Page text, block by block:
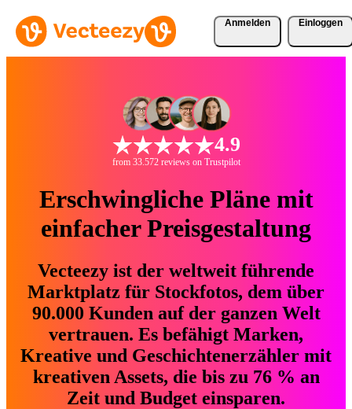
Anmelden Einloggen
4.9
from 33.572 reviews on Trustpilot
Erschwingliche Pläne mit
einfacher Preisgestaltung
Vecteezy ist der weltweit führende
Marktplatz für Stockfotos, dem über
90.000 Kunden auf der ganzen Welt
vertrauen. Es befähigt Marken,
Kreative und Geschichtenerzähler mit
kreativen Assets, die bis zu 76 % an
Zeit und Budget einsparen.